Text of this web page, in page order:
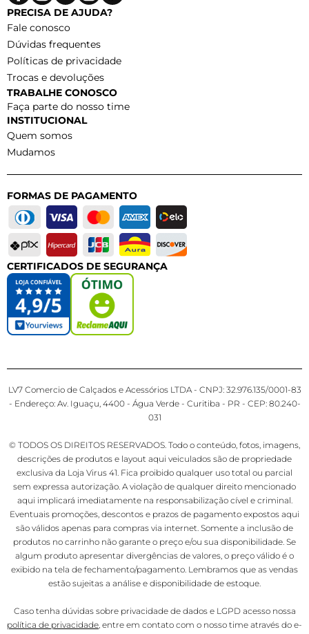
PRECISA DE AJUDA?
Fale conosco
Dúvidas frequentes
Políticas de privacidade
Trocas e devoluções
TRABALHE CONOSCO
Faça parte do nosso time
INSTITUCIONAL
Quem somos
Mudamos
FORMAS DE PAGAMENTO
CERTIFICADOS DE SEGURANÇA
LV7 Comercio de Calçados e Acessórios LTDA - CNPJ: 32.976.135/0001-83
- Endereço: Av. Iguaçu, 4400 - Água Verde - Curitiba - PR - CEP: 80.240-
031
© TODOS OS DIREITOS RESERVADOS. Todo o conteúdo, fotos, imagens,
descrições de produtos e layout aqui veiculados são de propriedade
exclusiva da Loja Virus 41. Fica proibido qualquer uso total ou parcial
sem expressa autorização. A violação de qualquer direito mencionado
aqui implicará imediatamente na responsabilização cível e criminal.
Eventuais promoções, descontos e prazos de pagamento expostos aqui
são válidos apenas para compras via internet. Somente a inclusão de
produtos no carrinho não garante o preço e/ou sua disponibilidade. Se
algum produto apresentar divergências de valores, o preço válido é o
exibido na tela de fechamento/pagamento. Lembramos que as vendas
estão sujeitas a análise e disponibilidade de estoque.
Caso tenha dúvidas sobre privacidade de dados e LGPD acesso nossa
política de privacidade , entre em contato com o nosso time através do e-